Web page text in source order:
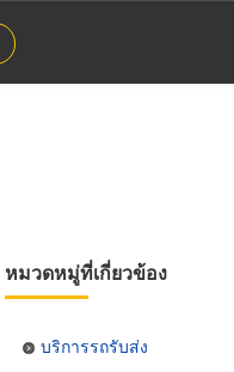
หมวดหมู่ที่เกี่ยวข้อง
บริการรถรับส่ง